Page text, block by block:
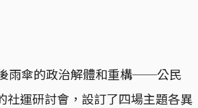
雨傘的政治解體和重構──公民
社運研討會，設訂了四場主題各異